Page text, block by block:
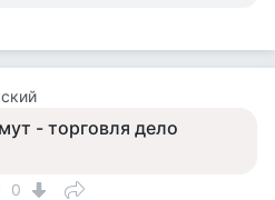
- торговля дело
0